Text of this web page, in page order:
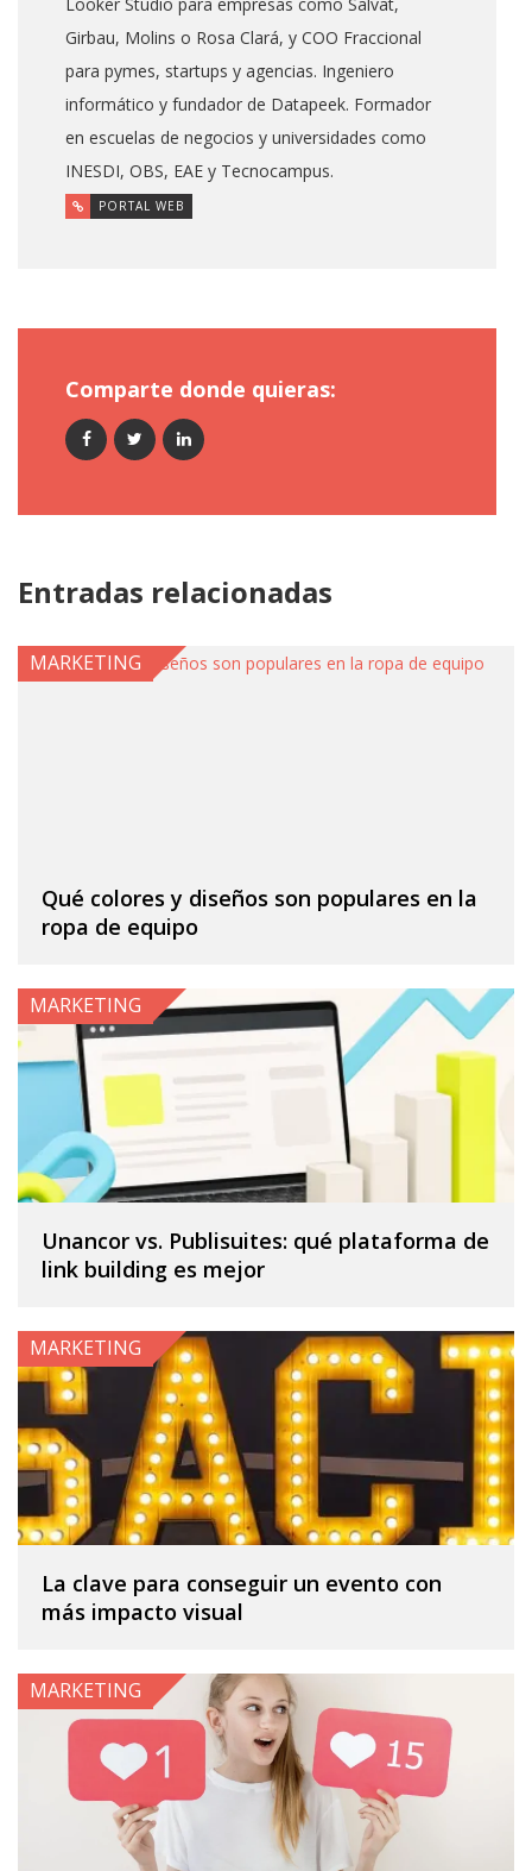
Girbau, Molins o Rosa Clará, y COO Fraccional
para pymes, startups y agencias. Ingeniero
informático y fundador de Datapeek. Formador
en escuelas de negocios y universidades como
INESDI, OBS, EAE y Tecnocampus.
PORTAL WEB
Comparte donde quieras:
Entradas relacionadas
Qué colores y diseños son populares en la
ropa de equipo
MARKETING
Unancor vs. Publisuites: qué plataforma de
link building es mejor
MARKETING
La clave para conseguir un evento con
más impacto visual
MARKETING
MARKETING